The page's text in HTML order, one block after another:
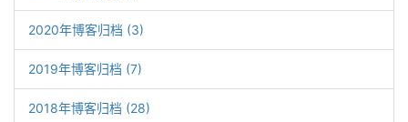
2020年博客归档 (3)
2019年博客归档 (7)
2018年博客归档 (28)